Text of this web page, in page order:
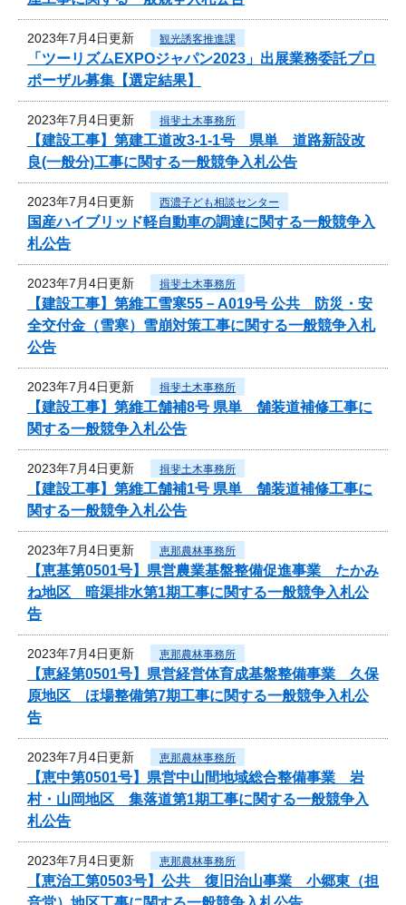
2023年7月4日更新 観光誘客推進課
「ツーリズムEXPOジャパン2023」出展業務委託プロ
ポーザル募集【選定結果】
2023年7月4日更新 揖斐土木事務所
【建設工事】第建工道改3-1-1号 県単 道路新設改
良(一般分)工事に関する一般競争入札公告
2023年7月4日更新 西濃子ども相談センター
国産ハイブリッド軽自動車の調達に関する一般競争入
札公告
2023年7月4日更新 揖斐土木事務所
【建設工事】第維工雪寒55－A019号 公共 防災・安
全交付金（雪寒）雪崩対策工事に関する一般競争入札
公告
2023年7月4日更新 揖斐土木事務所
【建設工事】第維工舗補8号 県単 舗装道補修工事に
関する一般競争入札公告
2023年7月4日更新 揖斐土木事務所
【建設工事】第維工舗補1号 県単 舗装道補修工事に
関する一般競争入札公告
2023年7月4日更新 恵那農林事務所
【恵基第0501号】県営農業基盤整備促進事業 たかみ
ね地区 暗渠排水第1期工事に関する一般競争入札公
告
2023年7月4日更新 恵那農林事務所
【恵経第0501号】県営経営体育成基盤整備事業 久保
原地区 ほ場整備第7期工事に関する一般競争入札公
告
2023年7月4日更新 恵那農林事務所
【恵中第0501号】県営中山間地域総合整備事業 岩
村・山岡地区 集落道第1期工事に関する一般競争入
札公告
2023年7月4日更新 恵那農林事務所
【恵治工第0503号】公共 復旧治山事業 小郷東（担